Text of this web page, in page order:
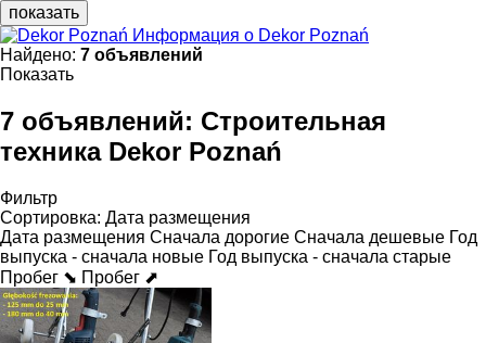
показать
Информация о Dekor Poznań
Найдено: 7 объявлений
Показать
7 объявлений: Строительная
техника Dekor Poznań
Фильтр
Сортировка: Дата размещения
Дата размещения Сначала дорогие Сначала дешевые Год
выпуска - сначала новые Год выпуска - сначала старые
Пробег ⬊ Пробег ⬈